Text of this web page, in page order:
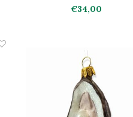
€34,00